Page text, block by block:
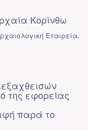
Κορίνθω
Εταιρεία,
της εφορείας
παρά το